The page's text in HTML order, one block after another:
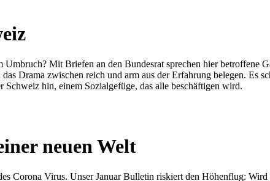
Mit Briefen an den Bundesrat sprechen hier betroffene
Drama zwischen reich und arm aus der Erfahrung belegen.
hin, einem Sozialgefüge, das alle beschäftigen wird.
neuen Welt
Corona Virus. Unser Januar Bulletin riskiert den Höhenflug: